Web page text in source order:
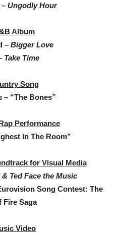
Ungodly Hour
Album
– Bigger Love
Take Time
Song
– “The Bones”
Performance
In The Room”
for Visual Media
Ted Face the Music
Song Contest: The
Fire Saga
Video